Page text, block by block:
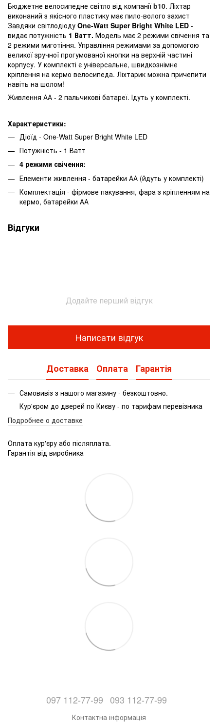
Бюджетне велосипедне світло від компанії b10. Ліхтар
виконаний з якісного пластику має пило-волого захист
Завдяки світлодіоду One-Watt Super Bright White LED -
видає потужність 1 Ватт. Модель має 2 режими свічення та
2 режими миготіння. Управління режимами за допомогою
великої зручної прогумованої кнопки на верхній частині
корпусу. У комплекті є універсальне, швидкознімне
кріплення на кермо велосипеда. Ліхтарик можна причепити
навіть на шолом!
Живлення АА - 2 пальчикові батареї. Ідуть у комплекті.
Характеристики:
Діоїд - One-Watt Super Bright White LED
Потужність - 1 Ватт
4 режими свічення:
Елементи живлення - батарейки АА (йдуть у комплекті)
Комплектація - фірмове пакування, фара з кріпленням на
кермо, батарейки АА
Відгуки
Додайте перший відгук
Написати відгук
Доставка Оплата Гарантія
Самовивіз з нашого магазину - безкоштовно.
Кур'єром до дверей по Києву - по тарифам перевізника
Подробнее о доставке
Оплата кур'єру або післяплата.
Гарантія від виробника
097 112-77-99 093 112-77-99
Контактна інформація